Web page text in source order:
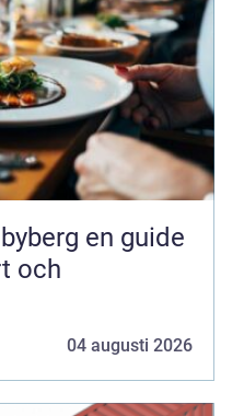
en guide
och
04 augusti 2026